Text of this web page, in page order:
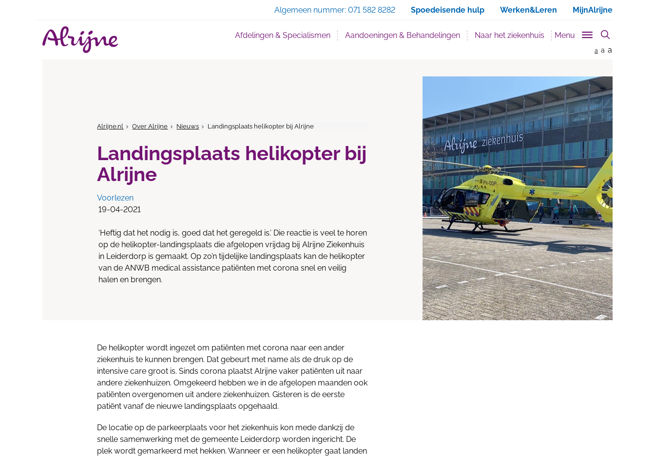
Algemeen nummer: 071 582 8282 Spoedeisende hulp Werken&Leren MijnAlrijne
Afdelingen & Specialismen Aandoeningen & Behandelingen Naar het ziekenhuis Menu
a a a
Alrijne.nl Over Alrijne Nieuws Landingsplaats helikopter bij Alrijne
Landingsplaats helikopter bij
Alrijne
Voorlezen
19-04-2021
‘Heftig dat het nodig is, goed dat het geregeld is.’ Die reactie is veel te horen
op de helikopter-landingsplaats die afgelopen vrijdag bij Alrijne Ziekenhuis
in Leiderdorp is gemaakt. Op zo’n tijdelijke landingsplaats kan de helikopter
van de ANWB medical assistance patiënten met corona snel en veilig
halen en brengen.
De helikopter wordt ingezet om patiënten met corona naar een ander
ziekenhuis te kunnen brengen. Dat gebeurt met name als de druk op de
intensive care groot is. Sinds corona plaatst Alrijne vaker patiënten uit naar
andere ziekenhuizen. Omgekeerd hebben we in de afgelopen maanden ook
patiënten overgenomen uit andere ziekenhuizen. Gisteren is de eerste
patiënt vanaf de nieuwe landingsplaats opgehaald.
De locatie op de parkeerplaats voor het ziekenhuis kon mede dankzij de
snelle samenwerking met de gemeente Leiderdorp worden ingericht. De
plek wordt gemarkeerd met hekken. Wanneer er een helikopter gaat landen